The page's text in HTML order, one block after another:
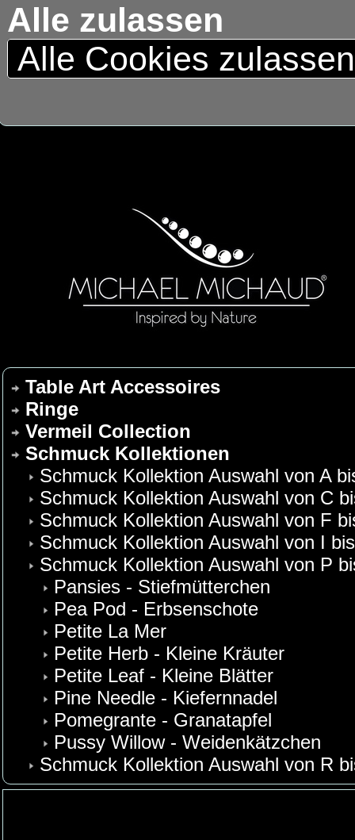
Alle zulassen
Alle Cookies
Table Art Accessoires
Ringe
Vermeil Collection
Schmuck Kollektionen
Schmuck Kollektion Auswahl von A
Schmuck Kollektion Auswahl von C
Schmuck Kollektion Auswahl von F
Schmuck Kollektion Auswahl von I
Schmuck Kollektion Auswahl von P
Pansies - Stiefmütterchen
Pea Pod - Erbsenschote
Petite La Mer
Petite Herb - Kleine Kräuter
Petite Leaf - Kleine Blätter
Pine Needle - Kiefernnadel
Pomegrante - Granatapfel
Pussy Willow - Weidenkätzchen
Schmuck Kollektion Auswahl von R